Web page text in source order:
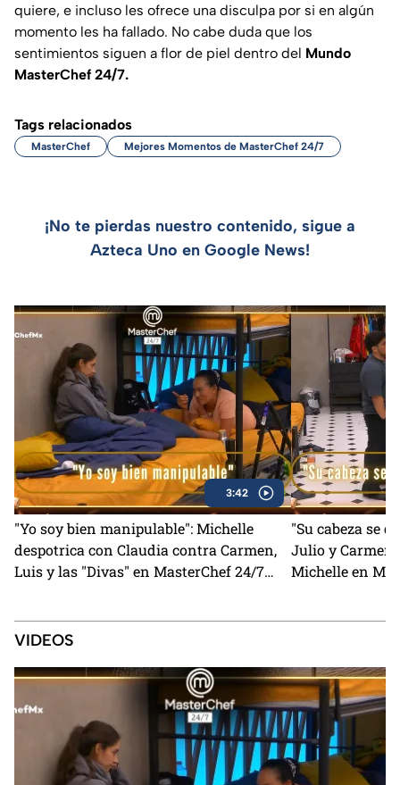
quiere, e incluso les ofrece una disculpa por si en algún
momento les ha fallado. No cabe duda que los
sentimientos siguen a flor de piel dentro del Mundo
MasterChef 24/7.
Tags relacionados
MasterChef Mejores Momentos de MasterChef 24/7
¡No te pierdas nuestro contenido, sigue a
Azteca Uno en Google News!
3:42
"Yo soy bien manipulable": Michelle
despotrica con Claudia contra Carmen,
Luis y las "Divas" en MasterChef 24/7
"Su cabeza se
Julio y Carmen
Michelle en
VIDEOS